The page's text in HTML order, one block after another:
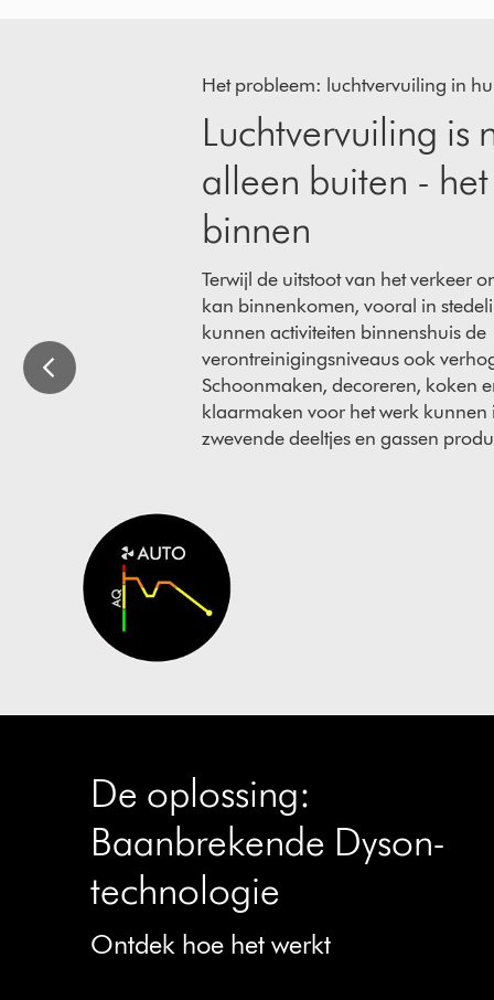
Het probleem: luchtvervuiling in
Luchtvervuiling is
alleen buiten -
binnen
Terwijl de uitstoot van het verkeer
kan binnenkomen, vooral in
kunnen activiteiten binnenshuis de
verontreinigingsniveaus ook
Schoonmaken, decoreren, koken
klaarmaken voor het werk kunnen
zwevende deeltjes en gassen
De oplossing:
Baanbrekende Dyson-
technologie
Ontdek hoe het werkt